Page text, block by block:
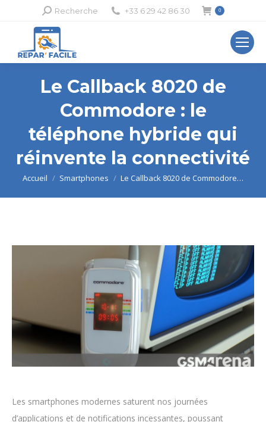
Recherche
Recherche +33 6 29 42 86 30 0
Le Callback 8020 de
Commodore : le
téléphone hybride qui
réinvente la connectivité
Vous êtes ici :
Accueil Smartphones Le Callback 8020 de Commodore…
Les smartphones modernes saturent nos journées
d’applications et de notifications incessantes, poussant